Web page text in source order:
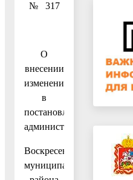
№ 317
О
внесении
изменения
в
постановление
администрации
Воскресенского
муниципального